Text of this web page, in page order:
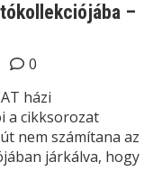
–
0
házi
a cikksorozat
nem számítana az
járkálva, hogy